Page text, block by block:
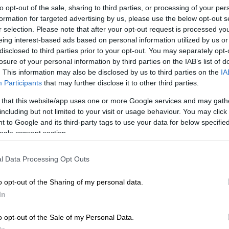
opt-out of the sale, sharing to third parties, or processing of your
for targeted advertising by us, please use the below opt-out
selection. Please note that after your opt-out request is processed
interest-based ads based on personal information utilized by us
to third parties prior to your opt-out. You may separately
of your personal information by third parties on the IAB’s list of
This information may also be disclosed by us to third parties on the
Participants that may further disclose it to other third parties.
that this website/app uses one or more Google services and may
but not limited to your visit or usage behaviour. You may
to Google and its third-party tags to use your data for below
consent section.
Data Processing Opt Outs
opt-out of the Sharing of my personal data.
opt-out of the Sale of my Personal Data.
Δραματική έκκληση από τη
για πρώτη φορά τη σιωπή της
Λόρα στον Ζωγράφου - Οι Αρχές
εντοπισμό της,